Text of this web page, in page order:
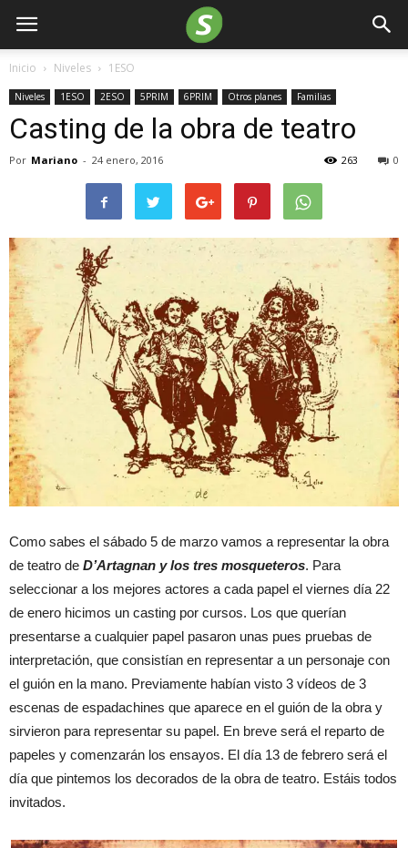
Inicio Niveles 1ESO
Niveles 1ESO 2ESO 5PRIM 6PRIM Otros planes Familias
Casting de la obra de teatro
Por Mariano - 24 enero, 2016 0
263
Como sabes el sábado 5 de marzo vamos a representar la obra
de teatro de D’Artagnan y los tres mosqueteros. Para
seleccionar a los mejores actores a cada papel el viernes día 22
de enero hicimos un casting por cursos. Los que querían
presentarse a cualquier papel pasaron unas pues pruebas de
interpretación, que consistían en representar a un personaje con
el guión en la mano. Previamente habían visto 3 vídeos de 3
escenas de espadachines que aparece en el guión de la obra y
sirvieron para representar su papel. En breve será el reparto de
papeles y comenzarán los ensayos. El día 13 de febrero será el
día que pintemos los decorados de la obra de teatro. Estáis todos
invitados.